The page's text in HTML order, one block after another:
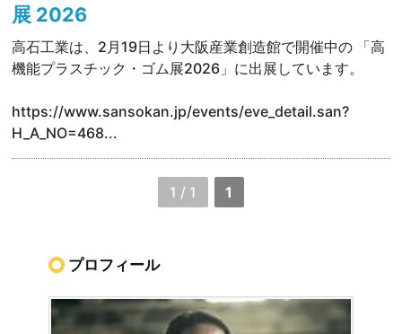
展 2026
高石工業は、2月19日より大阪産業創造館で開催中の 「高
機能プラスチック・ゴム展2026」に出展しています。
https://www.sansokan.jp/events/eve_detail.san?
H_A_NO=468...
1 / 1 1
プロフィール